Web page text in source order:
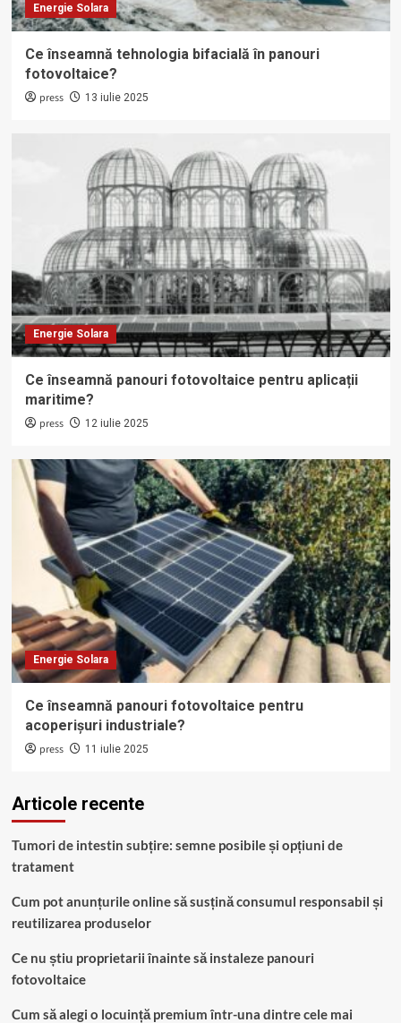
Energie Solara
Ce înseamnă tehnologia bifacială în panouri
fotovoltaice?
press 13 iulie 2025
Energie Solara
Ce înseamnă panouri fotovoltaice pentru aplicații
maritime?
press 12 iulie 2025
Energie Solara
Ce înseamnă panouri fotovoltaice pentru
acoperișuri industriale?
press 11 iulie 2025
Articole recente
Tumori de intestin subțire: semne posibile și opțiuni de
tratament
Cum pot anunțurile online să susțină consumul responsabil și
reutilizarea produselor
Ce nu știu proprietarii înainte să instaleze panouri
fotovoltaice
Cum să alegi o locuință premium într-una dintre cele mai